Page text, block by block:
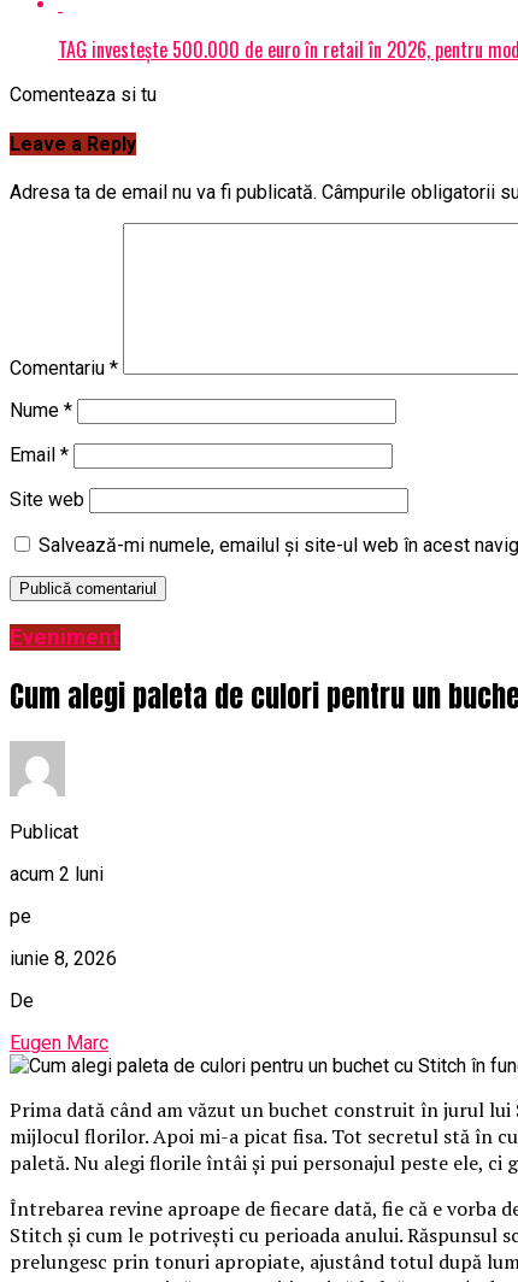
TAG investește 500.000 de euro în retail în 2026, pentru
Comenteaza si tu
Leave a Reply
Adresa ta de email nu va fi publicată. Câmpurile obligatorii
Comentariu *
Nume *
Email *
Site web
Salvează-mi numele, emailul și site-ul web în acest
Eveniment
Cum alegi paleta de culori pentru un
Publicat
acum 2 luni
pe
iunie 8, 2026
De
Eugen Marc
Prima dată când am văzut un buchet construit în jurul
mijlocul florilor. Apoi mi-a picat fisa. Tot secretul stă în
paletă. Nu alegi florile întâi și pui personajul peste ele, ci
Întrebarea revine aproape de fiecare dată, fie că e vorba
Stitch și cum le potrivești cu perioada anului.
prelungesc prin tonuri apropiate, ajustând totul după